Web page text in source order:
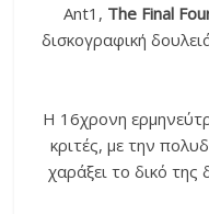
Ant1, The Final
δισκογραφική
Η 16χρονη
κριτές, με την
χαράξει το δικό της